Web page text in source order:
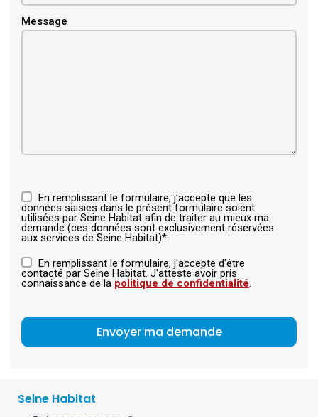
Message
En remplissant le formulaire, j'accepte que les
données saisies dans le présent formulaire soient
utilisées par Seine Habitat afin de traiter au mieux ma
demande (ces données sont exclusivement réservées
aux services de Seine Habitat)*.
En remplissant le formulaire, j'accepte d'être
contacté par Seine Habitat. J'atteste avoir pris
connaissance de la politique de confidentialité.
Seine Habitat